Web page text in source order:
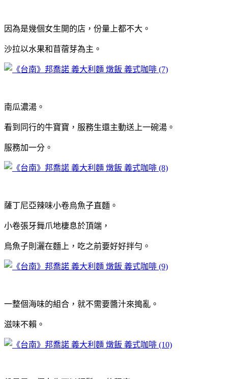
因為是幾個女生開的店，份量上都不大。
沙拉以水果和苜蓿芽為主。
南瓜濃湯。
看到同行的牛寶寶，服務生還主動送上一碗湯。
服務加一分。
薩丁尼亞辣味小卷烏魚子直麵。
小卷張牙舞爪地棲息於頂端，
烏魚子則灑在麵上，吃之前要好好拌勻。
一整個海味的組合，就不需要醬汁來搗亂。
滋味不賴。